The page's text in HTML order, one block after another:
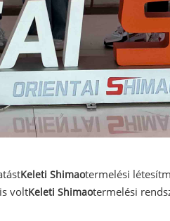
Keleti Shimaotermelési
voltKeleti Shimaotermelési